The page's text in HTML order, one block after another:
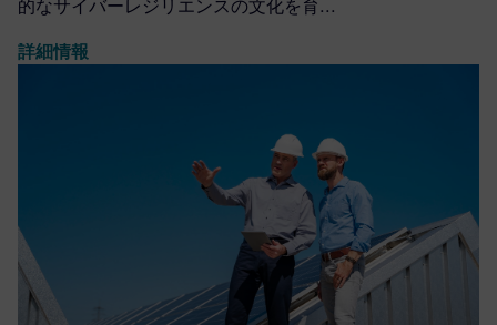
的なサイバーレジリエンスの文化を育...
詳細情報